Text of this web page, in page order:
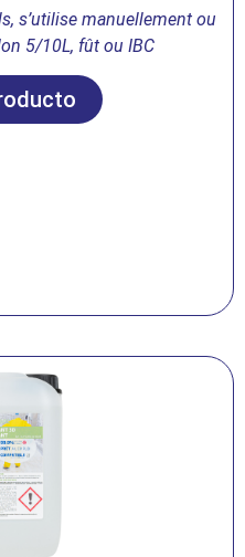
s’utilise manuellement ou
5/10L, fût ou IBC